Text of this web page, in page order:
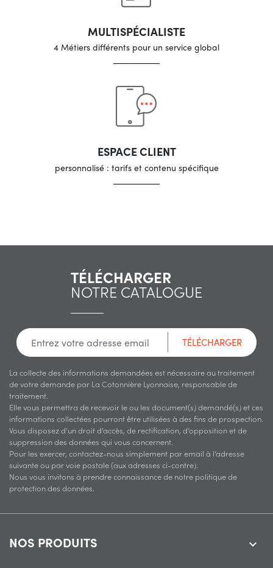
MULTISPÉCIALISTE
4 Métiers différents pour un service global
ESPACE CLIENT
personnalisé : tarifs et contenu spécifique
TÉLÉCHARGER
NOTRE CATALOGUE
TÉLÉCHARGER
La collecte des informations demandées est nécessaire au traitement
de votre demande par La Cotonnière Lyonnaise, responsable de
traitement.
Elle vous permettra de recevoir le ou les document(s) demandé(s) et ces
informations collectées pourront être utilisées à des fins de prospection.
Vous disposez d’un droit d’accès, de rectification, d’opposition et de
suppression des données qui vous concernent.
Pour les exercer, contactez-nous simplement par email à l’adresse
suivante ou par voie postale (aux adresses ci-contre).
Nous vous invitons à prendre connaissance de notre politique de
protection des données.
NOS PRODUITS 